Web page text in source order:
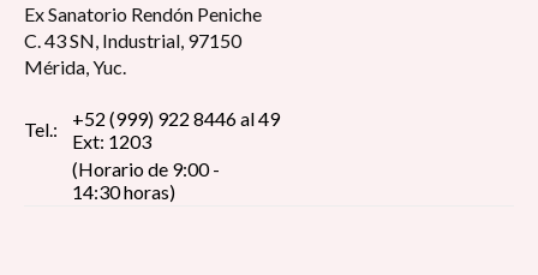
Ex Sanatorio Rendón Peniche
C. 43 SN, Industrial, 97150
Mérida, Yuc.
Tel.:
+52 (999) 922 8446 al 49
Ext: 1203
(Horario de 9:00 -
14:30 horas)